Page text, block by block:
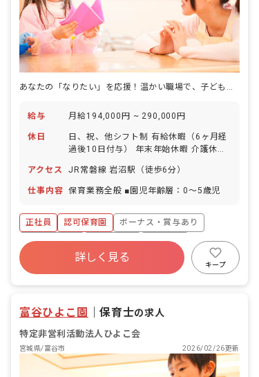
あなたの「なりたい」を応援！温かい職場で、子どもたちの成長を一緒に見守りませんか？
給与 月給194,000円 ~ 290,000円
休日
日、祝、他シフト制 有給休暇（6ヶ月経
過後10日付与） 年末年始休暇 介護休暇
アクセス
JR常磐線 岩沼駅（徒歩6分）
仕事内容 保育業務全般 ■園児年齢層：0～5歳児
正社員 認可保育園
ボーナス・賞与あり
社会保険完備
残業少なめ
車通勤可
未経験歓迎
詳しく見る
キープ
富谷ひよこ園 ｜保育士の求人
特定非営利活動法人ひよこ会
宮城県/富谷市 2026/02/26更新